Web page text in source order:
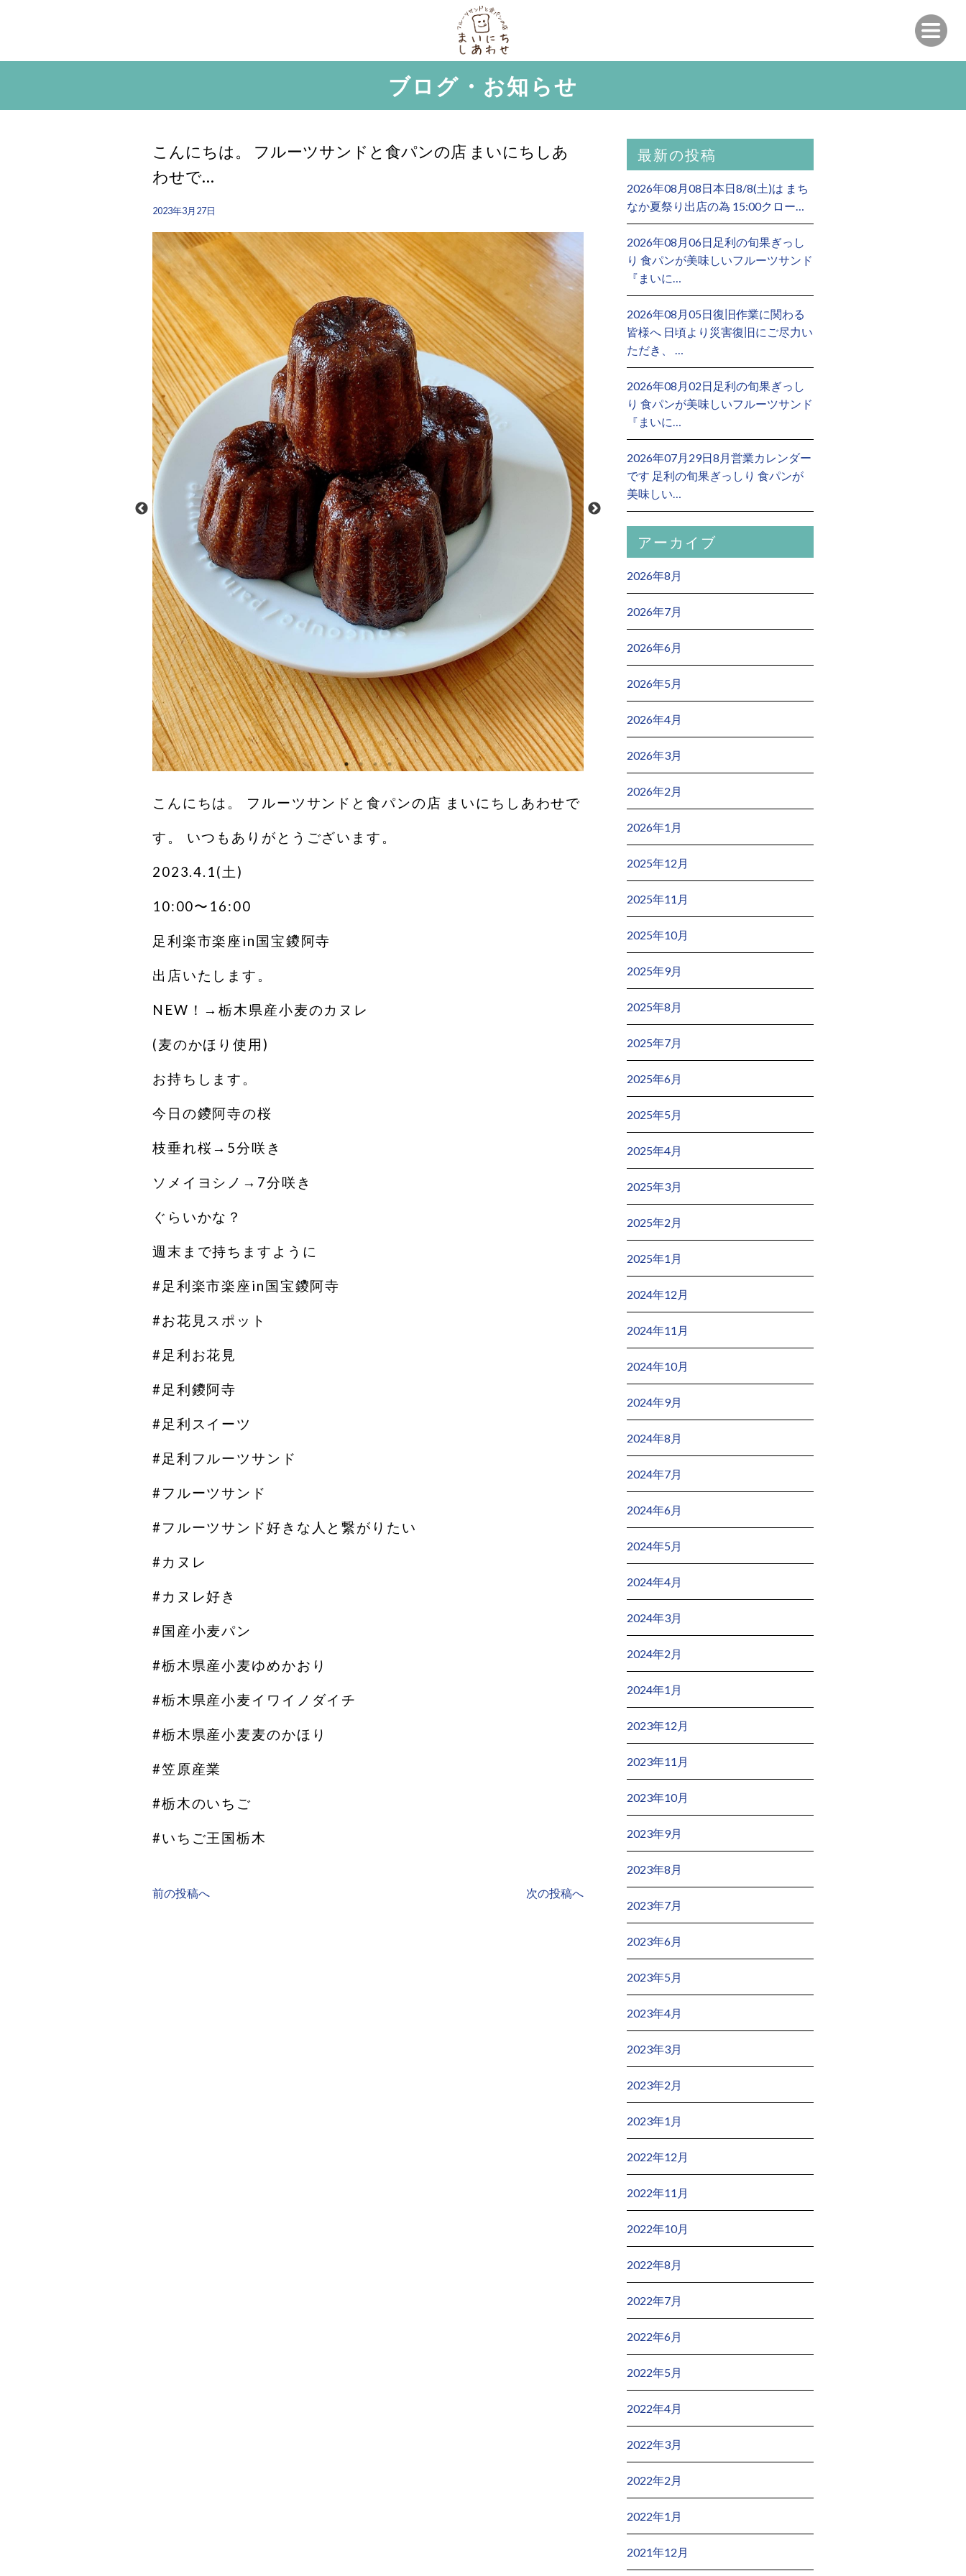
ブログ・お知らせ
こんにちは。 フルーツサンドと食パンの店 まいにちしあ
わせで…
2023年3月27日
こんにちは。 フルーツサンドと食パンの店 まいにちしあわせで
す。 いつもありがとうございます。
2023.4.1(土)
10:00〜16:00
足利楽市楽座in国宝鑁阿寺
出店いたします。
NEW！→栃木県産小麦のカヌレ
(麦のかほり使用)
お持ちします。
今日の鑁阿寺の桜
枝垂れ桜→5分咲き
ソメイヨシノ→7分咲き
ぐらいかな？
週末まで持ちますように
#足利楽市楽座in国宝鑁阿寺
#お花見スポット
#足利お花見
#足利鑁阿寺
#足利スイーツ
#足利フルーツサンド
#フルーツサンド
#フルーツサンド好きな人と繋がりたい
#カヌレ
#カヌレ好き
#国産小麦パン
#栃木県産小麦ゆめかおり
#栃木県産小麦イワイノダイチ
#栃木県産小麦麦のかほり
#笠原産業
#栃木のいちご
#いちご王国栃木
前の投稿へ 次の投稿へ
最新の投稿
2026年08月08日本日8/8(土)は まち
なか夏祭り出店の為 15:00クロー…
2026年08月06日足利の旬果ぎっし
り 食パンが美味しいフルーツサンド
『まいに…
2026年08月05日復旧作業に関わる
皆様へ 日頃より災害復旧にご尽力い
ただき、 …
2026年08月02日足利の旬果ぎっし
り 食パンが美味しいフルーツサンド
『まいに…
2026年07月29日8月営業カレンダー
です 足利の旬果ぎっしり 食パンが
美味しい…
アーカイブ
2026年8月
2026年7月
2026年6月
2026年5月
2026年4月
2026年3月
2026年2月
2026年1月
2025年12月
2025年11月
2025年10月
2025年9月
2025年8月
2025年7月
2025年6月
2025年5月
2025年4月
2025年3月
2025年2月
2025年1月
2024年12月
2024年11月
2024年10月
2024年9月
2024年8月
2024年7月
2024年6月
2024年5月
2024年4月
2024年3月
2024年2月
2024年1月
2023年12月
2023年11月
2023年10月
2023年9月
2023年8月
2023年7月
2023年6月
2023年5月
2023年4月
2023年3月
2023年2月
2023年1月
2022年12月
2022年11月
2022年10月
2022年8月
2022年7月
2022年6月
2022年5月
2022年4月
2022年3月
2022年2月
2022年1月
2021年12月